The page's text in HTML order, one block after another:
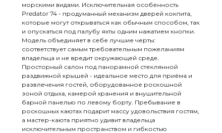
морскими видами. Исключительная особенность
Predator 74 - продуманный механизм дверей кокпита,
которые могут открываться как обычным способом, так
и опускаться под палубу яхты одним нажатием кнопки.
Модель объединяет в себе лучшие черты:
соответствует самым требовательным пожеланиям
владельца и не вредит окружающей среде.
Просторный салон под панорамной стеклянной
раздвижной крышей - идеальное место для приёма и
развлечения гостей, оборудованное роскошной
зоной отдыха, камерой хранения и внушительной
барной панелью по левому борту. Пребывание в
роскошных каютах подарит массу удовольствия гостям,
а мастер-каюта приятно удивит владельца
исключительным пространством и гибкостью